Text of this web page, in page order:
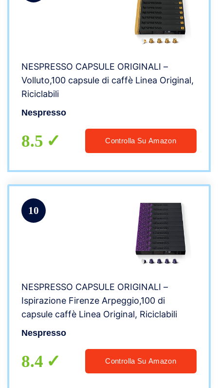
NESPRESSO CAPSULE ORIGINALI –
Volluto,100 capsule di caffè​ Linea Original,
Riciclabili
Nespresso
8.5 Controlla Su Amazon
10
NESPRESSO CAPSULE ORIGINALI –
Ispirazione Firenze Arpeggio,100 di
capsule caffè​ Linea Original, Riciclabili
Nespresso
8.4 Controlla Su Amazon